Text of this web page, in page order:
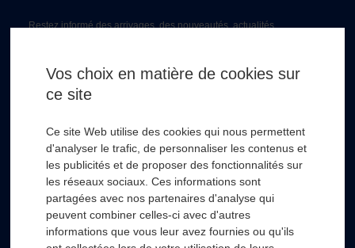
Restez informé des arrivages, des nouveautés, actualités...
RSL HYDRO +
Vos choix en matière de cookies sur
ce site
Ce site Web utilise des cookies qui nous permettent
d'analyser le trafic, de personnaliser les contenus et
les publicités et de proposer des fonctionnalités sur
les réseaux sociaux. Ces informations sont
partagées avec nos partenaires d'analyse qui
peuvent combiner celles-ci avec d'autres
informations que vous leur avez fournies ou qu'ils